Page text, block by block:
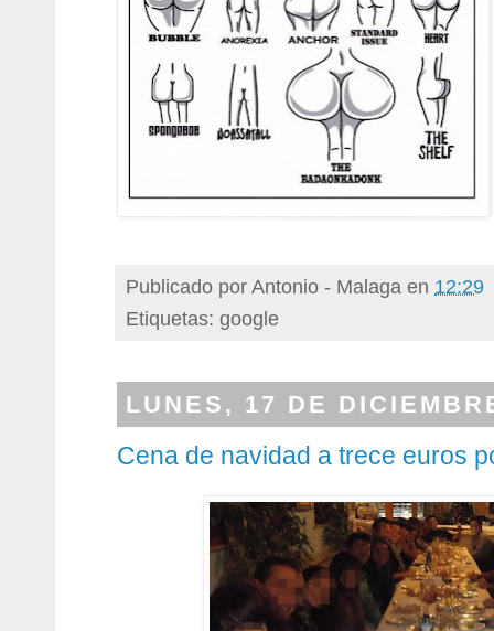
Publicado porAntonio - Malaga en 12:29
Etiquetas: google
LUNES, 17 DE
Cena de navidad a trece euros